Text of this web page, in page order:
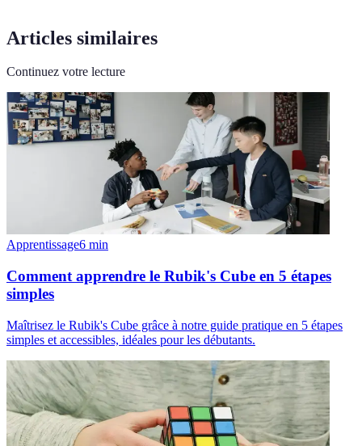
Articles similaires
Continuez votre lecture
Apprentissage6 min
Comment apprendre le Rubik's Cube en 5 étapes
simples
Maîtrisez le Rubik's Cube grâce à notre guide pratique en 5 étapes
simples et accessibles, idéales pour les débutants.